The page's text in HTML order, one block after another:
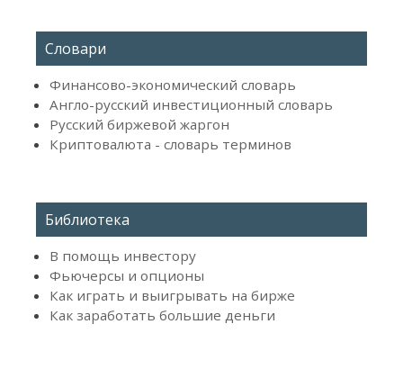
Словари
Финансово-экономический словарь
Англо-русский инвестиционный словарь
Русский биржевой жаргон
Криптовалюта - словарь терминов
Библиотека
В помощь инвестору
Фьючерсы и опционы
Как играть и выигрывать на бирже
Как заработать большие деньги